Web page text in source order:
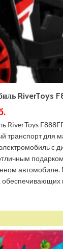
RiverToys
RiverToys
транспорт для
с